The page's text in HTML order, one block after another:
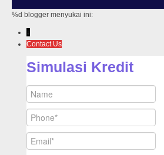
%d blogger menyukai ini:
↓
Contact Us
Simulasi Kredit